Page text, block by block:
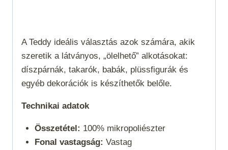
A Teddy ideális választás azok számára, akik
szeretik a látványos, „ölelhető” alkotásokat:
díszpárnák, takarók, babák, plüssfigurák és
egyéb dekorációk is készíthetők belőle.
Technikai adatok
Összetétel: 100% mikropoliészter
Fonal vastagság: Vastag